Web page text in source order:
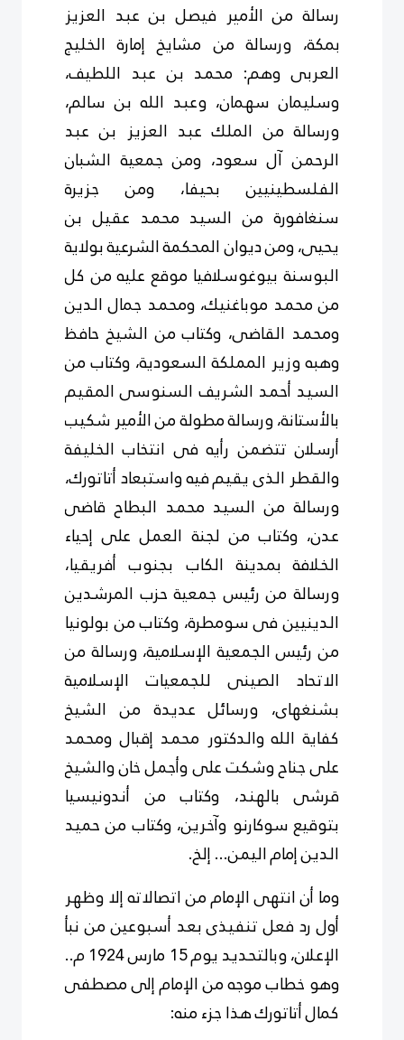
رسالة من الأمير فيصل بن عبد العزيز
بمكة، ورسالة من مشايخ إمارة الخليج
العربى وهم: محمد بن عبد اللطيف،
وسليمان سهمان، وعبد الله بن سالم،
ورسالة من الملك عبد العزيز بن عبد
الرحمن آل سعود، ومن جمعية الشبان
الفلسطينيين بحيفا، ومن جزيرة
سنغافورة من السيد محمد عقيل بن
يحيى، ومن ديوان المحكمة الشرعية بولاية
البوسنة بيوغوسلافيا موقع عليه من كل
من محمد موباغنيك، ومحمد جمال الدين
ومحمد القاضى، وكتاب من الشيخ حافظ
وهبه وزير المملكة السعودية، وكتاب من
السيد أحمد الشريف السنوسى المقيم
بالأستانة، ورسالة مطولة من الأمير شكيب
أرسلان تتضمن رأيه فى انتخاب الخليفة
والقطر الذى يقيم فيه واستبعاد أتاتورك،
ورسالة من السيد محمد البطاح قاضى
عدن، وكتاب من لجنة العمل على إحياء
الخلافة بمدينة الكاب بجنوب أفريقيا،
ورسالة من رئيس جمعية حزب المرشدين
الدينيين فى سومطرة، وكتاب من بولونيا
من رئيس الجمعية الإسلامية، ورسالة من
الاتحاد الصينى للجمعيات الإسلامية
بشنغهاى، ورسائل عديدة من الشيخ
كفاية الله والدكتور محمد إقبال ومحمد
على جناح وشكت على وأجمل خان والشيخ
قرشى بالهند، وكتاب من أندونيسيا
بتوقيع سوكارنو وآخرين، وكتاب من حميد
الدين إمام اليمن... إلخ.
وما أن انتهى الإمام من اتصالاته إلا وظهر
أول رد فعل تنفيذى بعد أسبوعين من نبأ
الإعلان، وبالتحديد يوم 15 مارس 1924 م..
وهو خطاب موجه من الإمام إلى مصطفى
كمال أتاتورك هذا جزء منه: